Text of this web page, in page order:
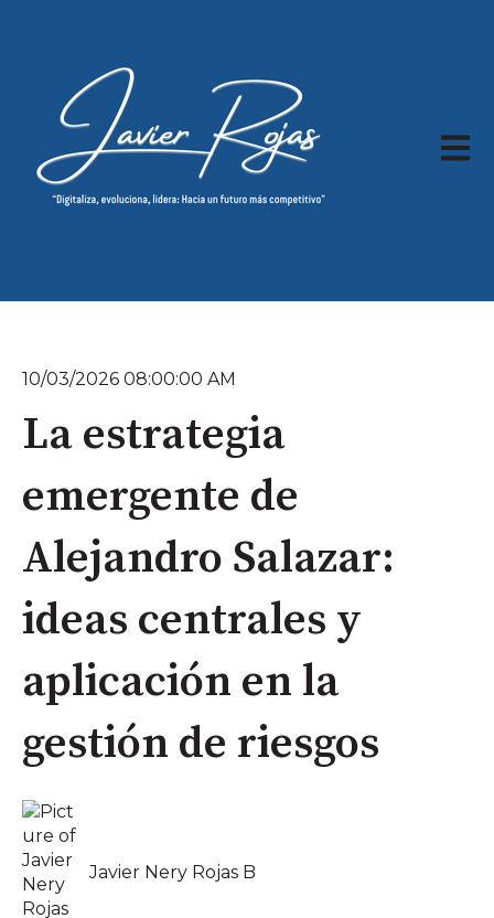
Abrir
10/03/2026 08:00:00 AM
La estrategia
emergente de
Alejandro Salazar:
ideas centrales y
aplicación en la
gestión de riesgos
Javier Nery Rojas B